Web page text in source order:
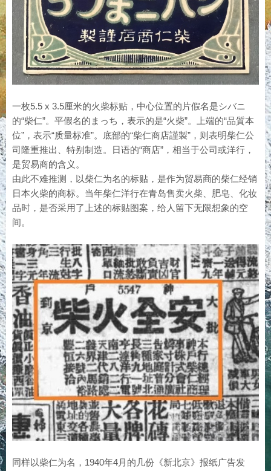
一枚5.5 x 3.5厘米的火柴标贴，中心位置的片假名是シバニ
的“柴仁”。平假名的まっち，表示的是“火柴”。上端的“品質本
位”，表示“质量标准”。底部的“柴仁商店謹製”，则表明柴仁公
司隆重推出、特别制造。日语的“商店”，相当于公司或洋行，
是贸易商的含义。
由此不难推测，以柴仁为名的标贴，是作为贸易商的柴仁经销
日本火柴的商标。当年柴仁洋行在青岛售卖火柴、肥皂、化妆
品时，是否采用了上述的标贴图案，给人留下无限想象的空
间。
同样以柴仁为名，1940年4月的几份《新北京》报纸广告发